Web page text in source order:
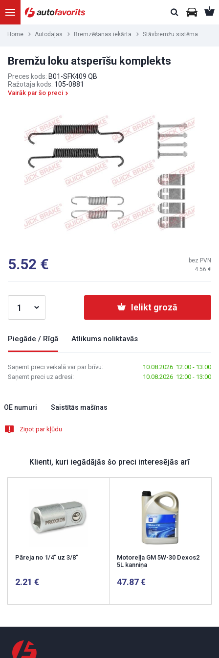
Home Autodaļas Bremzēšanas iekārta Stāvbremžu sistēma
Bremžu loku atsperīšu komplekts
Preces kods: B01-SFK409 QB
Ražotāja kods: 105-0881
Vairāk par šo preci
5.52 4.56
bez PVN
Ielikt grozā
Piegāde / Rīgā Atlikums noliktavās
Saņemt preci veikalā var par brīvu:
10.08.2026 12:00 - 13:00
Saņemt preci uz adresi:
10.08.2026 12:00 - 13:00
OE numuri Saistītās mašīnas
Ziņot par kļūdu
Klienti, kuri iegādājās šo preci interesējās arī
Pāreja no 1/4" uz 3/8"
2.21
Motoreļļa GM 5W-30 Dexos2
5L kanniņa
47.87